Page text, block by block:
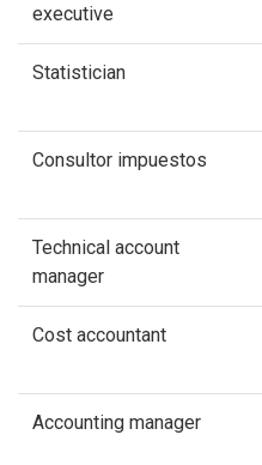
executive
Statistician
Consultor impuestos
Technical account
manager
Cost accountant
Accounting manager